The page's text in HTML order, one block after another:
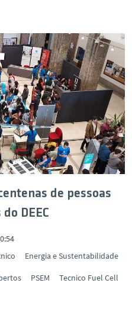
de pessoas
DEEC
Energia e Sustentabilidade
PSEM Tecnico Fuel Cell